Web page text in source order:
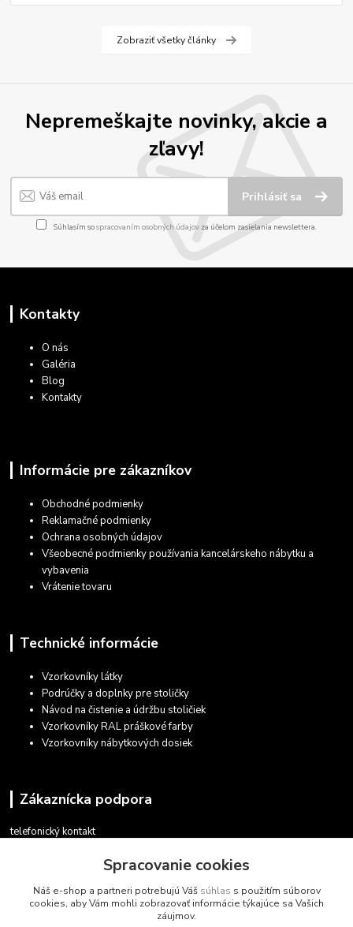
Zobraziť všetky články
Nepremeškajte novinky, akcie a
zľavy!
Prihlásiť sa
Súhlasím sospracovaním osobných údajov za účelom zasielania newslettera.
Kontakty
O nás
Galéria
Blog
Kontakty
Informácie pre zákazníkov
Obchodné podmienky
Reklamačné podmienky
Ochrana osobných údajov
Všeobecné podmienky používania kancelárskeho nábytku a
vybavenia
Vrátenie tovaru
Technické informácie
Vzorkovníky látky
Podrúčky a doplnky pre stoličky
Návod na čistenie a údržbu stoličiek
Vzorkovníky RAL práškové farby
Vzorkovníky nábytkových dosiek
Zákaznícka podpora
telefonický kontakt
v pracovných dňoch 08.30 - 16.00
obchod@marketsk.sk
Spracovanie cookies
Náš e-shop a partneri potrebujú Váš súhlas s použitím súborov
cookies, aby Vám mohli zobrazovať informácie týkajúce sa Vašich
záujmov.